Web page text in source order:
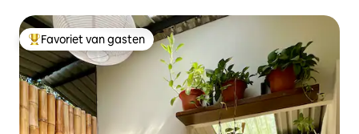
Topfavoriet van gasten
Favoriet van gasten